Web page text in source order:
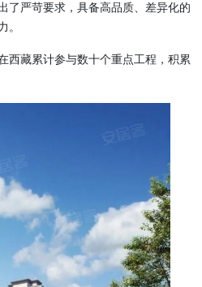
了严苛要求，具备高品质、差异化的
。
西藏累计参与数十个重点工程，积累